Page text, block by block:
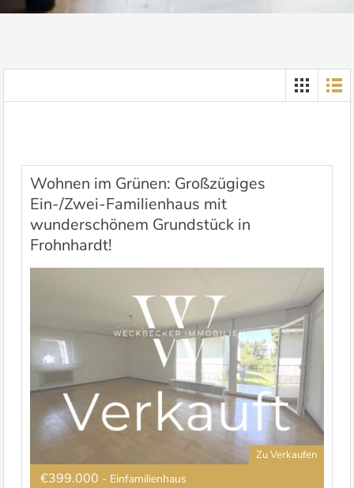
Wohnen im Grünen: Großzügiges
Ein-/Zwei-Familienhaus mit
wunderschönem Grundstück in
Frohnhardt!
Zu Verkaufen
€399.000 - Einfamilienhaus